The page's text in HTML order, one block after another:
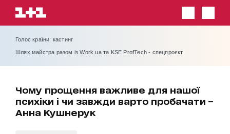
Голос країни: кастинг
Шлях майстра разом із Work.ua та KSE ProfTech - спецпроєкт
Чому прощення важливе для нашої
психіки і чи завжди варто пробачати –
Анна Кушнерук